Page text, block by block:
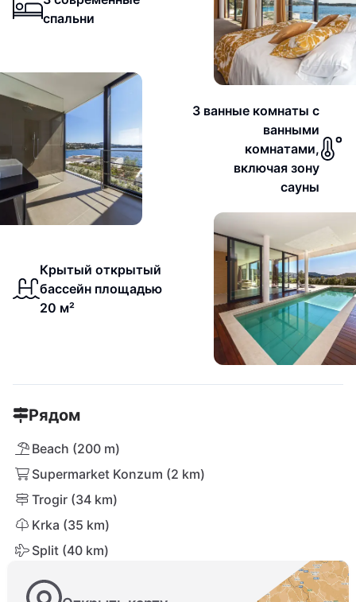
спальни
3 ванные комнаты с
ванными
комнатами,
включая зону
сауны
Крытый открытый
бассейн площадью
20 м²
Рядом
Beach (200 m)
Supermarket Konzum (2 km)
Trogir (34 km)
Krka (35 km)
Split (40 km)